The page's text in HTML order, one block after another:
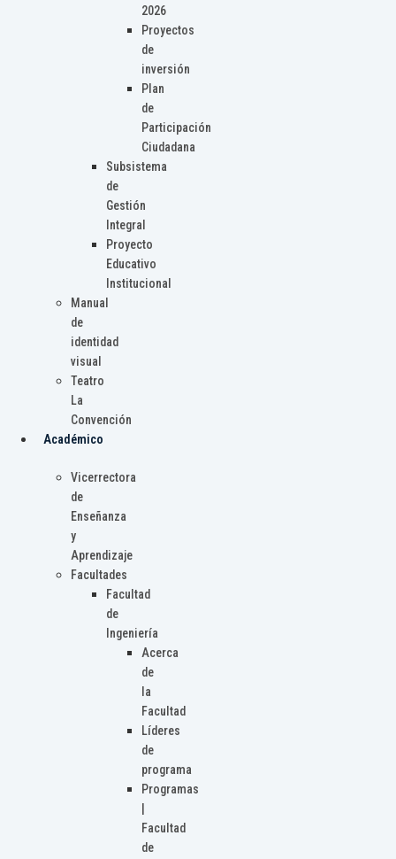
2026
Proyectos
de
inversión
Plan
de
Participación
Ciudadana
Subsistema
de
Gestión
Integral
Proyecto
Educativo
Institucional
Manual
de
identidad
visual
Teatro
La
Convención
Académico
Vicerrectora
de
Enseñanza
y
Aprendizaje
Facultades
Facultad
de
Ingeniería
Acerca
de
la
Facultad
Líderes
de
programa
Programas
Facultad
de